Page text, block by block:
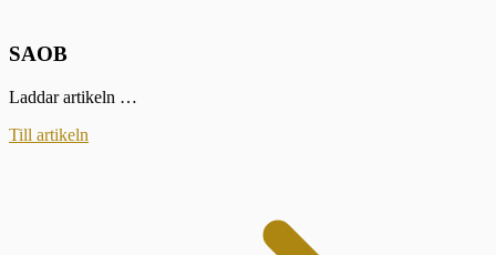
SAOB
Laddar artikeln …
Till artikeln